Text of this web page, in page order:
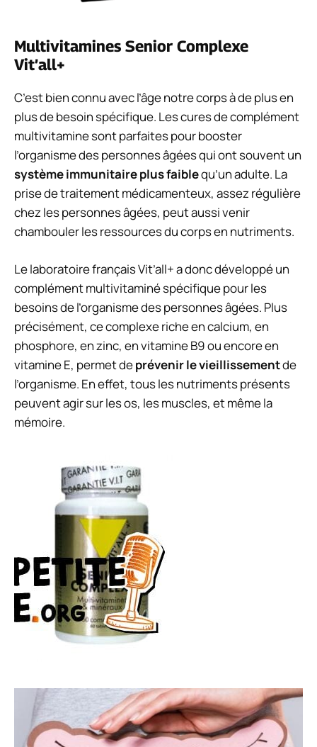
Multivitamines Senior Complexe
Vit’all+
C’est bien connu avec l’âge notre corps à de plus en
plus de besoin spécifique. Les cures de complément
multivitamine sont parfaites pour booster
l’organisme des personnes âgées qui ont souvent un
système immunitaire plus faiblequ’un adulte. La
prise de traitement médicamenteux, assez régulière
chez les personnes âgées, peut aussi venir
chambouler les ressources du corps en nutriments.
Le laboratoire français Vit’all+ a donc développé un
complément multivitaminé spécifique pour les
besoins de l’organisme des personnes âgées. Plus
précisément, ce complexe riche en calcium, en
phosphore, en zinc, en vitamine B9 ou encore en
vitamine E, permet deprévenir le vieillissementde
l’organisme. En effet, tous les nutriments présents
peuvent agir sur les os, les muscles, et même la
mémoire.